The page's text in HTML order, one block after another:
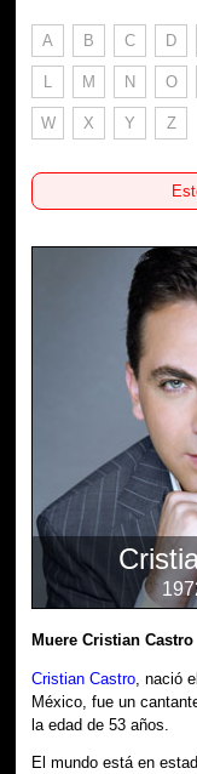
A B C D
L M N O
W X Y Z
Muere Cristian Castro
Cristian Castro , nació
México, fue un
la edad de 53 años.
El mundo está en